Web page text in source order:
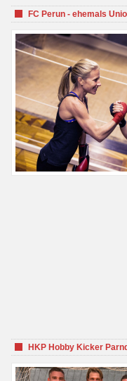
FC Perun - ehemals
HKP Hobby Kicker